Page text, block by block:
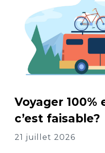
Voyager 100%
c’est faisable?
21 juillet 2026